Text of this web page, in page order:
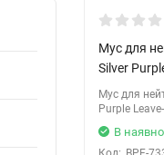
Мус для
Silver
Мус для
Purple
В